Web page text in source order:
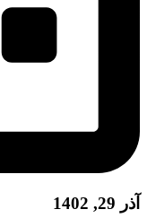
آذر 29, 1402